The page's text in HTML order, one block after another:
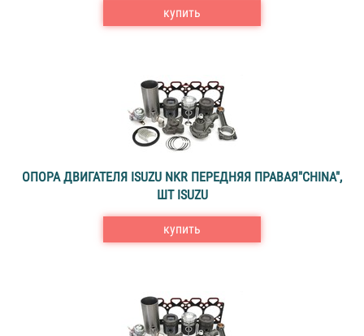
купить
ОПОРА ДВИГАТЕЛЯ ISUZU NKR ПЕРЕДНЯЯ ПРАВАЯ"CHINA",
ШТ ISUZU
купить